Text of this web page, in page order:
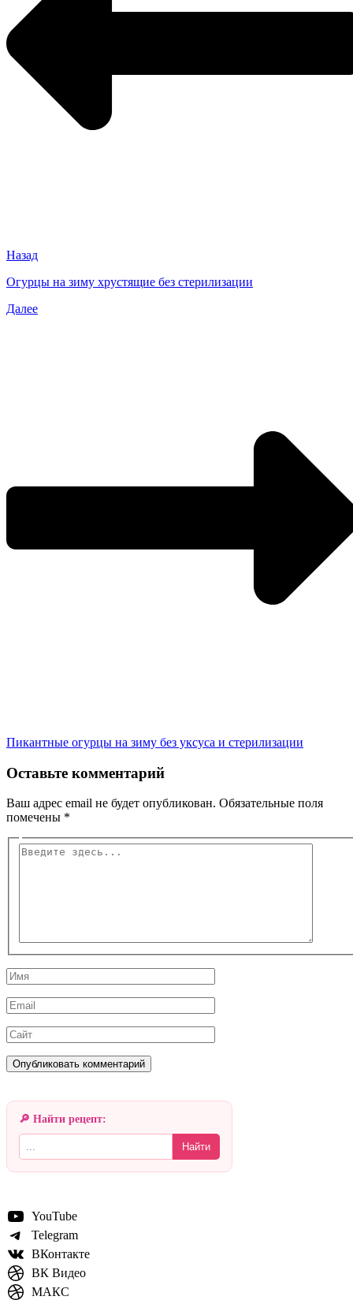
Назад
Огурцы на зиму хрустящие без стерилизации
Далее
Пикантные огурцы на зиму без уксуса и стерилизации
Оставьте комментарий
Ваш адрес email не будет опубликован. Обязательные поля
помечены *
Введите
Имя
Email
Сайт
🔎 Найти рецепт:
Найти
YouTube
Telegram
ВКонтакте
ВК Видео
МАКС